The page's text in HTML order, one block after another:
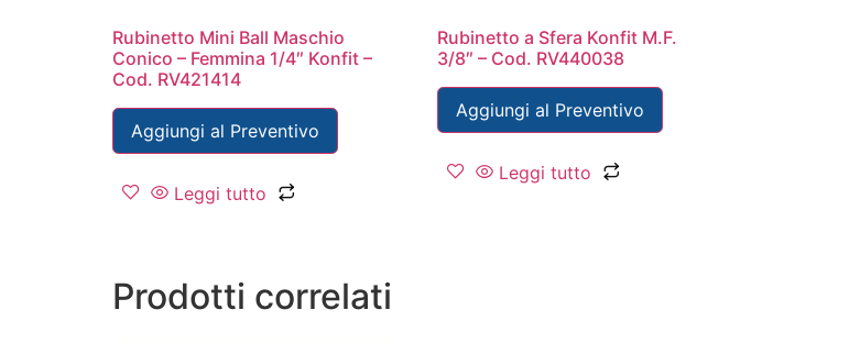
Rubinetto Mini Ball Maschio
Conico – Femmina 1/4″ Konfit –
Cod. RV421414
Aggiungi al Preventivo
Leggi tutto
Rubinetto a Sfera Konfit M.F.
3/8″ – Cod. RV440038
Aggiungi al Preventivo
Leggi tutto
Prodotti correlati